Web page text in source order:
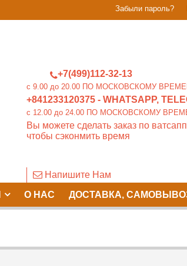
Забыли пароль?
+7(499)112-32-13
c 9.00 до 20.00 ПО МОСКОВСКОМУ
+841233120375 - WHATSAPP,
c 12.00 до 24.00 ПО МОСКОВСКОМУ
Вы можете сделать заказ по
чтобы сэконмить время
Напишите Нам
О НАС ДОСТАВКА,